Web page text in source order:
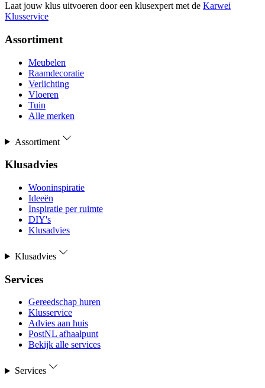
Laat jouw klus uitvoeren door een klusexpert met de Karwei
Klusservice
Assortiment
Meubelen
Raamdecoratie
Verlichting
Vloeren
Tuin
Alle merken
Assortiment
Klusadvies
Wooninspiratie
Ideeën
Inspiratie per ruimte
DIY's
Klusadvies
Klusadvies
Services
Gereedschap huren
Klusservice
Advies aan huis
PostNL afhaalpunt
Bekijk alle services
Services